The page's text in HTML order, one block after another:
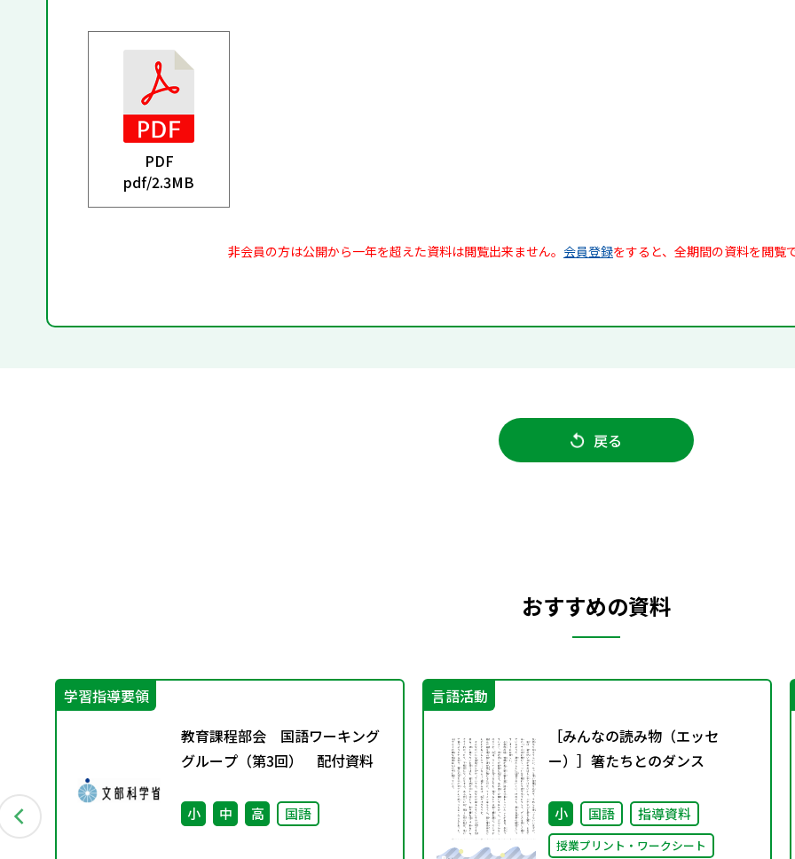
PDF
pdf/2.3MB
非会員の方は公開から一年を超えた資料は閲覧出来ません。 会員登録をすると、全期間の資料を閲覧
戻る
おすすめの資料
学習指導要領
教育課程部会 国語ワーキング
グループ（第3回） 配付資料
小 中 高 国語
言語活動
［みんなの読み物（エッセ
ー）］箸たちとのダンス
小 国語 指導資料
授業プリント・ワークシート